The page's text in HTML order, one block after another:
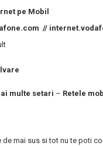
pe Mobil
//
multe setari – Retele
de mai sus si tot nu te poti